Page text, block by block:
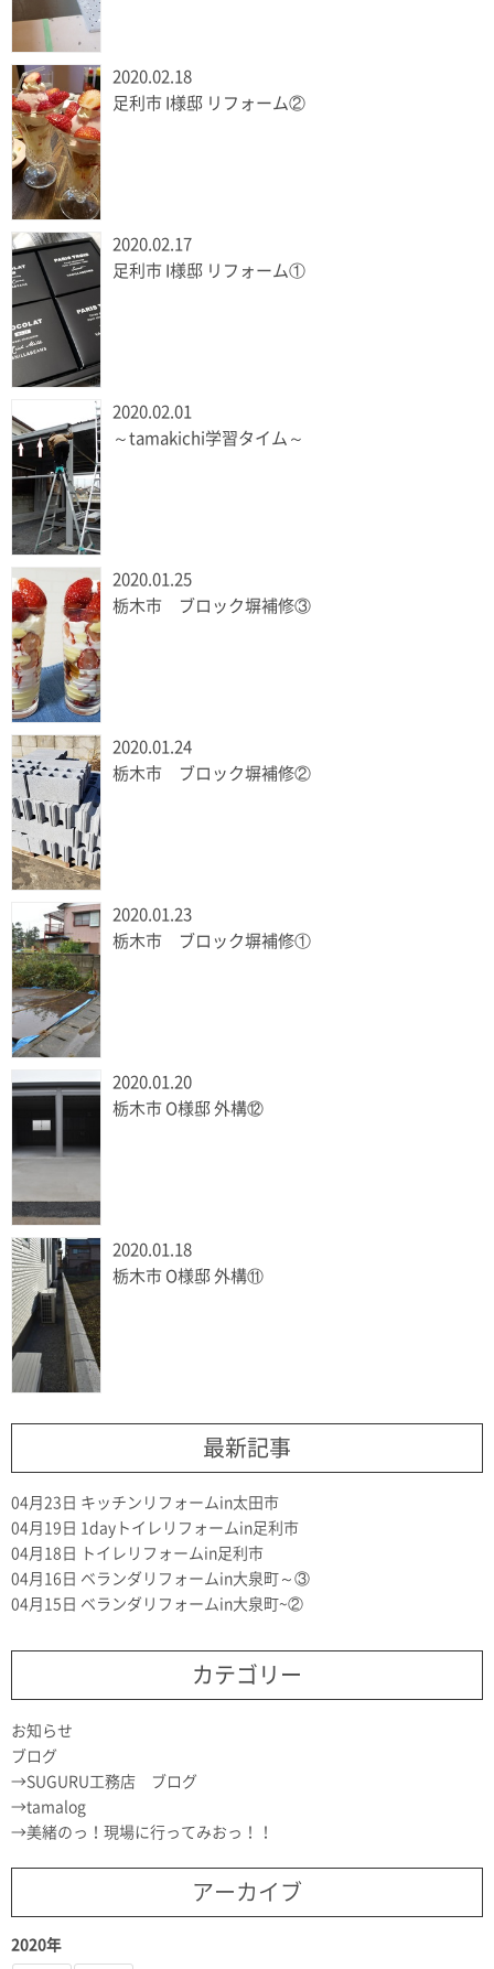
2020.02.18
足利市 I様邸 リフォーム②
2020.02.17
足利市 I様邸 リフォーム①
2020.02.01
～tamakichi学習タイム～
2020.01.25
栃木市 ブロック塀補修③
2020.01.24
栃木市 ブロック塀補修②
2020.01.23
栃木市 ブロック塀補修①
2020.01.20
栃木市 O様邸 外構⑫
2020.01.18
栃木市 O様邸 外構⑪
最新記事
04月23日 キッチンリフォームin太田市
04月19日 1dayトイレリフォームin足利市
04月18日
トイレリフォームin足利市
04月16日 ベランダリフォームin大泉町～③
04月15日 ベランダリフォームin大泉町~②
カテゴリー
お知らせ
ブログ
SUGURU工務店 ブログ
tamalog
美緒のっ！現場に行ってみおっ！！
アーカイブ
2020年